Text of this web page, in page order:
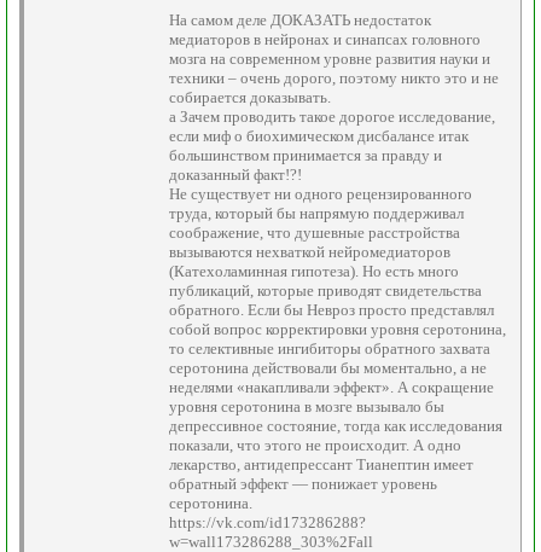
На самом деле ДОКАЗАТЬ недостаток
медиаторов в нейронах и синапсах головного
мозга на современном уровне развития науки и
техники – очень дорого, поэтому никто это и не
собирается доказывать.
а Зачем проводить такое дорогое исследование,
если миф о биохимическом дисбалансе итак
большинством принимается за правду и
доказанный факт!?!
Не существует ни одного рецензированного
труда, который бы напрямую поддерживал
соображение, что душевные расстройства
вызываются нехваткой нейромедиаторов
(Катехоламинная гипотеза). Но есть много
публикаций, которые приводят свидетельства
обратного. Если бы Невроз просто представлял
собой вопрос корректировки уровня серотонина,
то селективные ингибиторы обратного захвата
серотонина действовали бы моментально, а не
неделями «накапливали эффект». А сокращение
уровня серотонина в мозге вызывало бы
депрессивное состояние, тогда как исследования
показали, что этого не происходит. А одно
лекарство, антидепрессант Тианептин имеет
обратный эффект — понижает уровень
серотонина.
https://vk.com/id173286288?
w=wall173286288_303%2Fall